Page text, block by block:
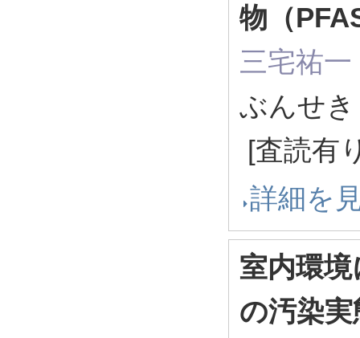
物（
三宅祐一
ぶんせ
[査読有
詳細を
室内環
の汚染